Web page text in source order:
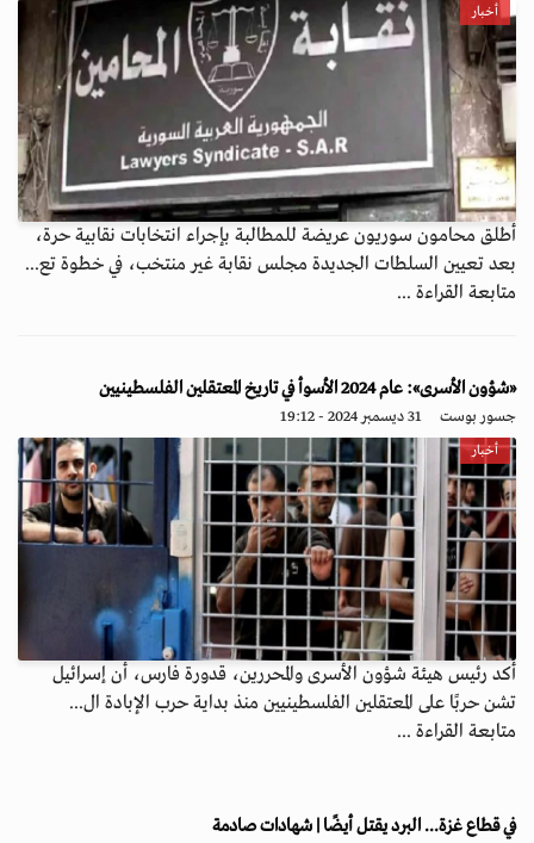
أخبار
أطلق محامون سوريون عريضة للمطالبة بإجراء انتخابات نقابية حرة،
بعد تعيين السلطات الجديدة مجلس نقابة غير منتخب، في خطوة تع...
متابعة القراءة ...
«شؤون الأسرى»: عام 2024 الأسوأ في تاريخ المعتقلين الفلسطينيين
جسور بوست 31 ديسمبر 2024 - 19:12
أخبار
أكد رئيس هيئة شؤون الأسرى والمحررين، قدورة فارس، أن إسرائيل
تشن حربًا على المعتقلين الفلسطينيين منذ بداية حرب الإبادة ال...
متابعة القراءة ...
في قطاع غزة... البرد يقتل أيضًا | شهادات صادمة